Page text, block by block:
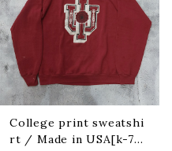
College print sweatshi
rt / Made in USA[k-78